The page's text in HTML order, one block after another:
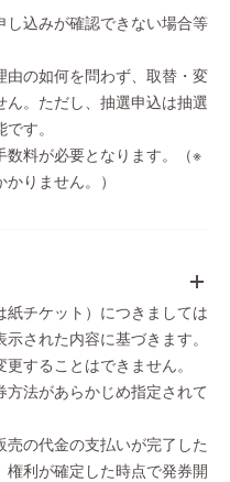
し込みが確認できない場合等
の如何を問わず、取替・変
。ただし、抽選申込は抽選
す。
料が必要となります。（※
りません。）
チケット）につきましては
された内容に基づきます。
することはできません。
法があらかじめ指定されて
の代金の支払いが完了した
利が確定した時点で発券開